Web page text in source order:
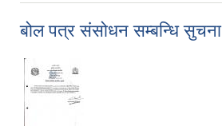
बोल पत्र संसोधन सम्बन्धि सुचना